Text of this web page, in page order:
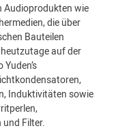
Audioprodukten wie
die über
Bauteilen
auf der
Induktivitäten sowie
Filter.